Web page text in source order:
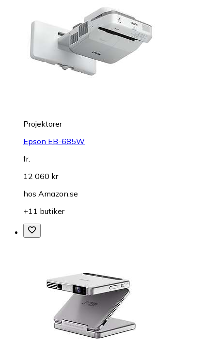
Projektorer
Epson EB-685W
fr.
12 060 kr
hos Amazon.se
+11 butiker